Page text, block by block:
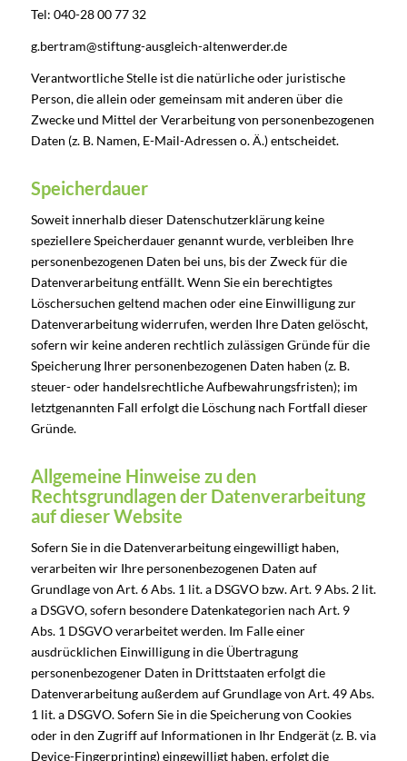
Tel: 040-28 00 77 32
g.bertram@stiftung-ausgleich-altenwerder.de
Verantwortliche Stelle ist die natürliche oder juristische
Person, die allein oder gemeinsam mit anderen über die
Zwecke und Mittel der Verarbeitung von personenbezogenen
Daten (z. B. Namen, E-Mail-Adressen o. Ä.) entscheidet.
Speicherdauer
Soweit innerhalb dieser Datenschutzerklärung keine
speziellere Speicherdauer genannt wurde, verbleiben Ihre
personenbezogenen Daten bei uns, bis der Zweck für die
Datenverarbeitung entfällt. Wenn Sie ein berechtigtes
Löschersuchen geltend machen oder eine Einwilligung zur
Datenverarbeitung widerrufen, werden Ihre Daten gelöscht,
sofern wir keine anderen rechtlich zulässigen Gründe für die
Speicherung Ihrer personenbezogenen Daten haben (z. B.
steuer- oder handelsrechtliche Aufbewahrungsfristen); im
letztgenannten Fall erfolgt die Löschung nach Fortfall dieser
Gründe.
Allgemeine Hinweise zu den
Rechtsgrundlagen der Datenverarbeitung
auf dieser Website
Sofern Sie in die Datenverarbeitung eingewilligt haben,
verarbeiten wir Ihre personenbezogenen Daten auf
Grundlage von Art. 6 Abs. 1 lit. a DSGVO bzw. Art. 9 Abs. 2 lit.
a DSGVO, sofern besondere Datenkategorien nach Art. 9
Abs. 1 DSGVO verarbeitet werden. Im Falle einer
ausdrücklichen Einwilligung in die Übertragung
personenbezogener Daten in Drittstaaten erfolgt die
Datenverarbeitung außerdem auf Grundlage von Art. 49 Abs.
1 lit. a DSGVO. Sofern Sie in die Speicherung von Cookies
oder in den Zugriff auf Informationen in Ihr Endgerät (z. B. via
Device-Fingerprinting) eingewilligt haben, erfolgt die